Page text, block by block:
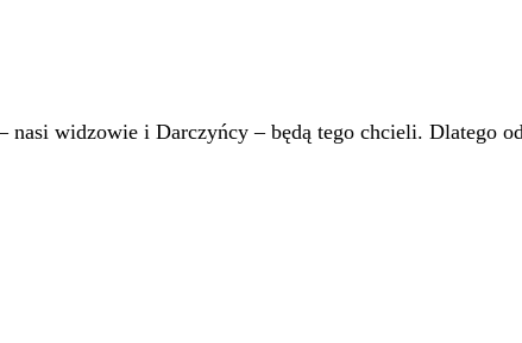
widzowie i Darczyńcy – będą tego chcieli. Dlatego